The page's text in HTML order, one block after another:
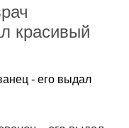
красивый
- его выдал